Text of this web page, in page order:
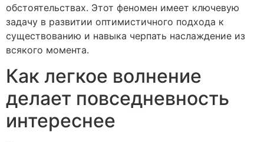
обстоятельствах. Этот феномен имеет ключевую
задачу в развитии оптимистичного подхода к
существованию и навыка черпать наслаждение из
всякого момента.
Как легкое волнение
делает повседневность
интереснее